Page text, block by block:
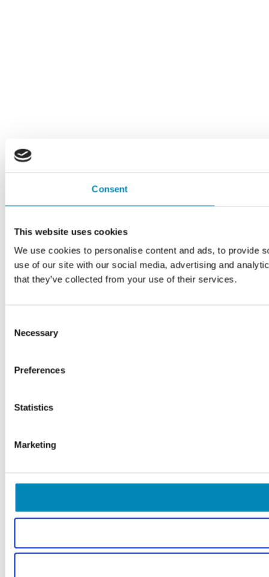
Consent
This website uses cookies
We use cookies to personalise content and ads, to provide
use of our site with our social media, advertising and
that they’ve collected from your use of their services.
Selection
Necessary
Preferences
Statistics
Marketing